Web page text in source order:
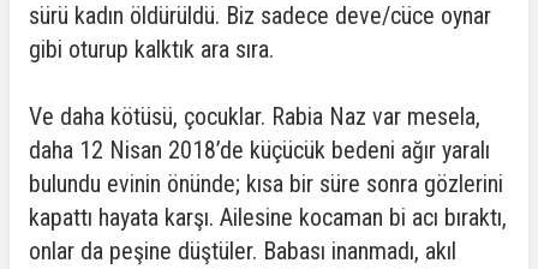
sürü kadın öldürüldü. Biz sadece deve/cüce oynar
gibi oturup kalktık ara sıra.
Ve daha kötüsü, çocuklar. Rabia Naz var mesela,
daha 12 Nisan 2018’de küçücük bedeni ağır yaralı
bulundu evinin önünde; kısa bir süre sonra gözlerini
kapattı hayata karşı. Ailesine kocaman bi acı bıraktı,
onlar da peşine düştüler. Babası inanmadı, akıl